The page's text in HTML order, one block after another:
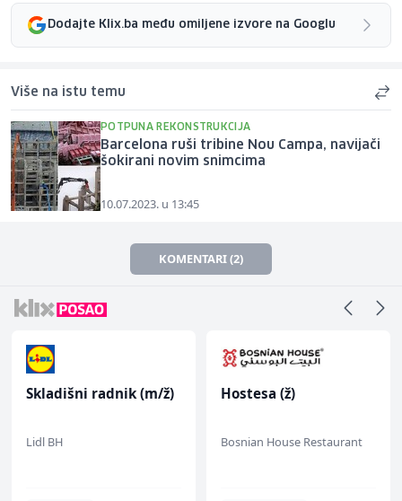
Dodajte Klix.ba među omiljene izvore na Googlu
Više na istu temu
POTPUNA REKONSTRUKCIJA
Barcelona ruši tribine Nou Campa, navijači
šokirani novim snimcima
10.07.2023. u 13:45
KOMENTARI (2)
Skladišni radnik (m/ž)
Lidl BH
Hostesa (ž)
Bosnian House Restaurant